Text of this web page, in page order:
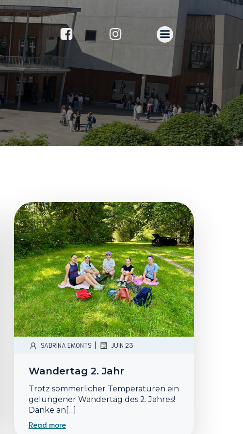
SABRINA EMONTS JUIN 23
Wandertag 2. Jahr
Trotz sommerlicher Temperaturen ein
gelungener Wandertag des 2. Jahres!
Danke an[…]
Read more